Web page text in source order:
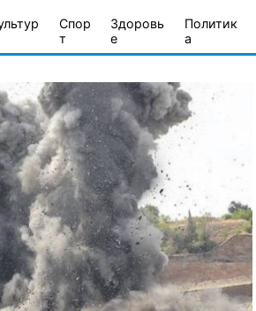
Спор
т
Здоровь
е
Политик
а